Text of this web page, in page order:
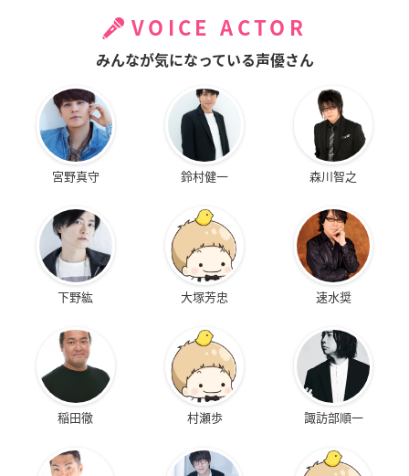
VOICE ACTOR
みんなが気になっている声優さん
宮野真守 鈴村健一 森川智之
下野紘 大塚芳忠 速水奨
稲田徹 村瀬歩 諏訪部順一